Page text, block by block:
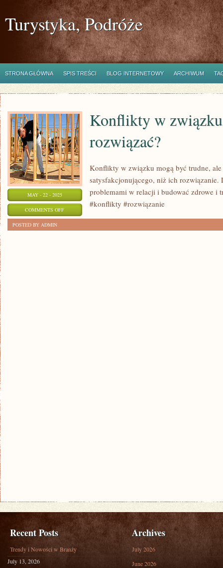
Turystyka, Podróże
STRONA GŁÓWNA SPIS TREŚCI BLOG INTERNETOWY ARCHIWUM
MAY - 22 - 2025
COMMENTS OFFON
Konflikty w
rozwiązać?
Konflikty w związku mogą być trudne,
satysfakcjonującego, niż ich rozwiązanie.
problemami w relacji i budować zdrowe i
#konflikty #rozwiązanie
POSTED BY ADMIN
Recent Posts
Trendy i Nowości w Branży
July 13, 2026
Archives
July 2026
June 2026